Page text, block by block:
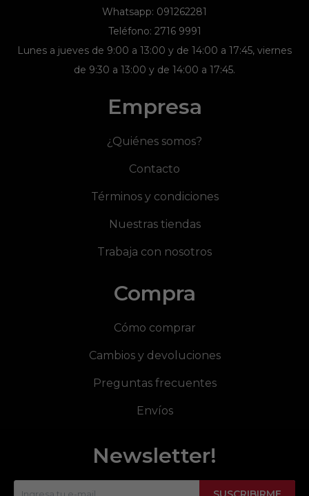
Whatsapp: 091262281
Teléfono: 2716 9991
Lunes a jueves de 9:00 a 13:00 y de 14:00 a 17:45, viernes
de 9:30 a 13:00 y de 14:00 a 17:45.
Empresa
¿Quiénes somos?
Contacto
Términos y condiciones
Nuestras tiendas
Trabaja con nosotros
Compra
Cómo comprar
Cambios y devoluciones
Preguntas frecuentes
Envíos
Newsletter!